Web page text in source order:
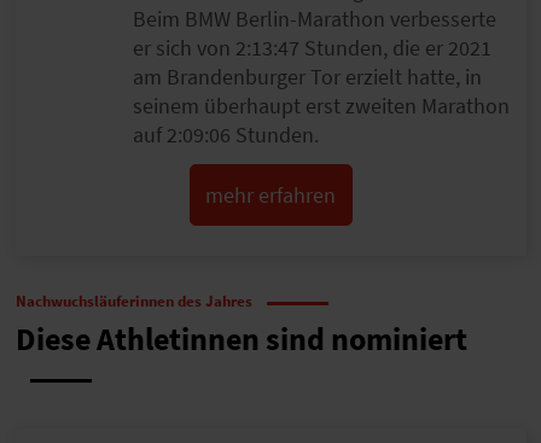
Beim BMW Berlin-Marathon verbesserte
er sich von 2:13:47 Stunden, die er 2021
am Brandenburger Tor erzielt hatte, in
seinem überhaupt erst zweiten Marathon
auf 2:09:06 Stunden.
mehr erfahren
Nachwuchsläuferinnen des Jahres
Diese Athletinnen sind nominiert